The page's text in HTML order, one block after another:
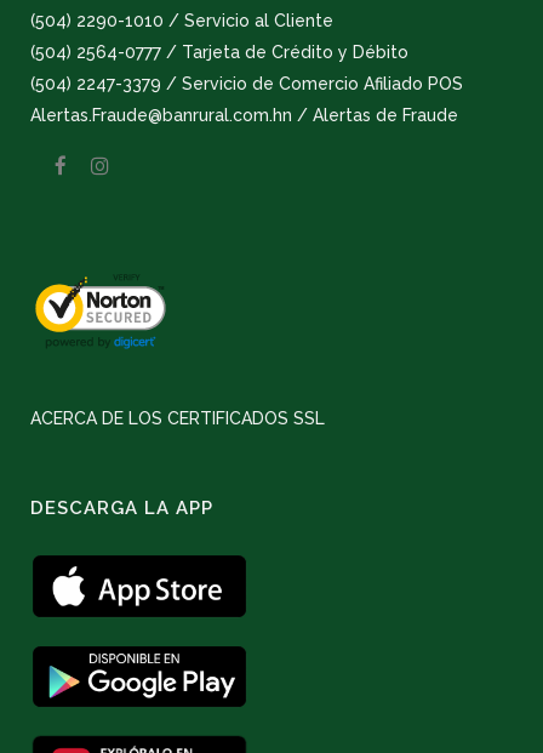
(504) 2290-1010 / Servicio al Cliente
(504) 2564-0777 / Tarjeta de Crédito y Débito
(504) 2247-3379 / Servicio de Comercio Afiliado POS
Alertas.Fraude@banrural.com.hn / Alertas de Fraude
ACERCA DE LOS CERTIFICADOS SSL
DESCARGA LA APP